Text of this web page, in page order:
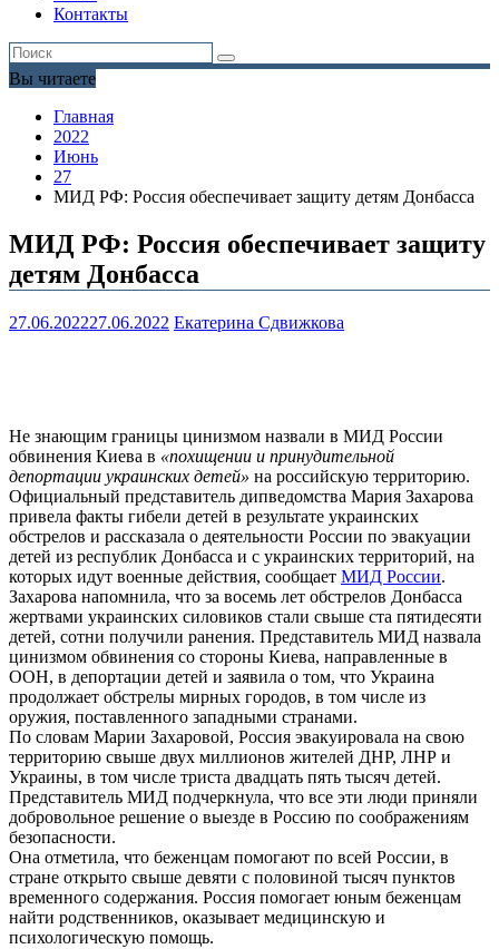
Контакты
Вы читаете
Главная
2022
Июнь
27
МИД РФ: Россия обеспечивает защиту детям Донбасса
МИД РФ: Россия обеспечивает защиту
детям Донбасса
27.06.202227.06.2022 Екатерина Сдвижкова
Не знающим границы цинизмом назвали в МИД России
обвинения Киева в «похищении и принудительной
депортации украинских детей» на российскую территорию.
Официальный представитель дипведомства Мария Захарова
привела факты гибели детей в результате украинских
обстрелов и рассказала о деятельности России по эвакуации
детей из республик Донбасса и с украинских территорий, на
которых идут военные действия, сообщает МИД России.
Захарова напомнила, что за восемь лет обстрелов Донбасса
жертвами украинских силовиков стали свыше ста пятидесяти
детей, сотни получили ранения. Представитель МИД назвала
цинизмом обвинения со стороны Киева, направленные в
ООН, в депортации детей и заявила о том, что Украина
продолжает обстрелы мирных городов, в том числе из
оружия, поставленного западными странами.
По словам Марии Захаровой, Россия эвакуировала на свою
территорию свыше двух миллионов жителей ДНР, ЛНР и
Украины, в том числе триста двадцать пять тысяч детей.
Представитель МИД подчеркнула, что все эти люди приняли
добровольное решение о выезде в Россию по соображениям
безопасности.
Она отметила, что беженцам помогают по всей России, в
стране открыто свыше девяти с половиной тысяч пунктов
временного содержания. Россия помогает юным беженцам
найти родственников, оказывает медицинскую и
психологическую помощь.